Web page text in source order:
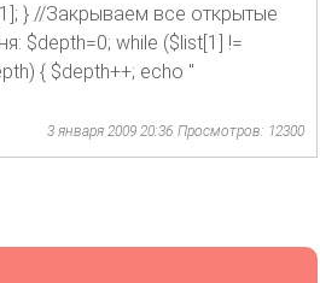
} //Закрываем все открытые
$depth=0; while ($list[1] !=
{ $depth++; echo "
3 января 2009 20:36 Просмотров: 12300